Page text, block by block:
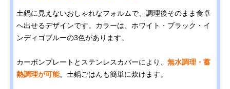
土鍋に見えないおしゃれなフォルムで、調理後そのまま食卓
へ出せるデザインです。カラーは、ホワイト・ブラック・イ
ンディゴブルーの3色があります。
カーボンプレートとステンレスカバーにより、 無水調理・蓄
熱調理が可能。土鍋ごはんも簡単に炊けます。